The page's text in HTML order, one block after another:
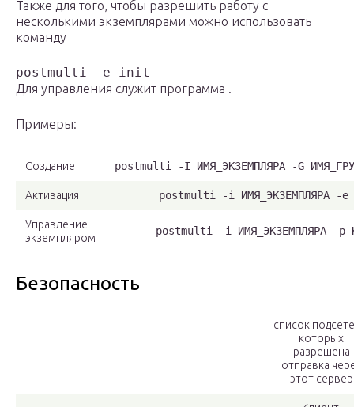
Также для того, чтобы разрешить работу с
несколькими экземплярами можно использовать
команду
postmulti -e init
Для управления служит программа .
Примеры:
Создание postmulti -I ИМЯ_ЭКЗЕМПЛЯРА -G
Активация postmulti -i ИМЯ_ЭКЗЕМПЛЯРА -e
Управление
экземпляром
postmulti -i ИМЯ_ЭКЗЕМПЛЯРА -p
Безопасность
список
которых
разрешена
отправка
этот сервер